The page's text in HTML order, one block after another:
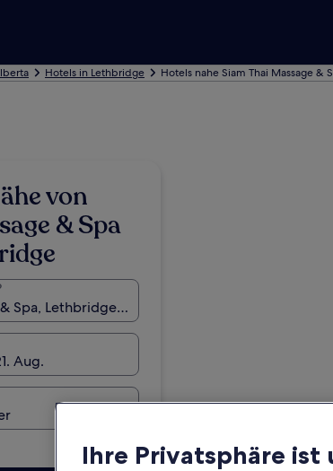
Hotels in Lethbridge Hotels nahe Siam Thai Massage &
von
& Spa
Aug.
Ihre Privatsphäre ist